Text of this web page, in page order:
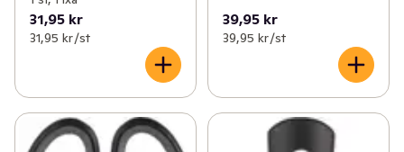
31,95 kr
31,95 kr /st
39,95 kr
39,95 kr /st